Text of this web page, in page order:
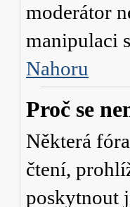
moderátor
manipulaci
Nahoru
Proč se
Některá
čtení,
poskytnout